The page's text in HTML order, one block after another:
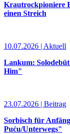
Krautrockpioniere
einen Streich
10.07.2026 | Aktuell
Lankum:
Him"
23.07.2026 | Beitrag
Sorbisch für
Puću/Unterwegs"